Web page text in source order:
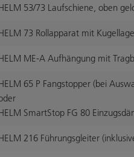
53/73 Laufschiene, oben
73 Rollapparat mit
ME-A Aufhängung mit
65 P Fangstopper (bei
SmartStop FG 80
216 Führungsgleiter